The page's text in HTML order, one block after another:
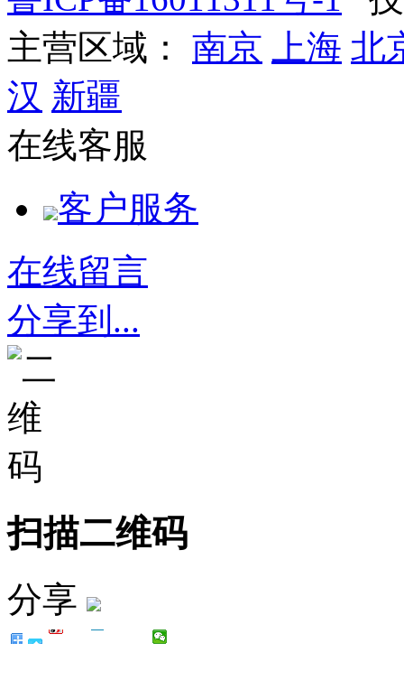
主营区域： 南京 上海 北
汉 新疆
在线客服
客户服务
在线留言
分享到...
扫描二维码
分享